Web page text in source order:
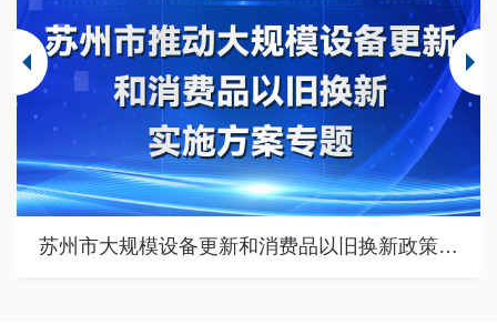
苏州市大规模设备更新和消费品以旧换新政策专题